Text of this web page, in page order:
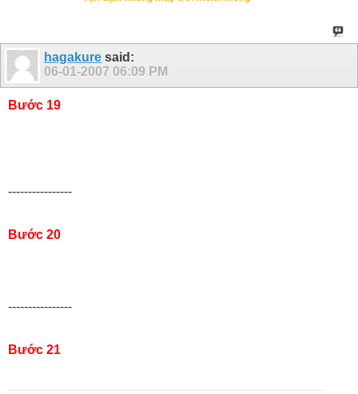
hagakure said:
06-01-2007 06:09 PM
Bước 19
----------------
Bước 20
----------------
Bước 21